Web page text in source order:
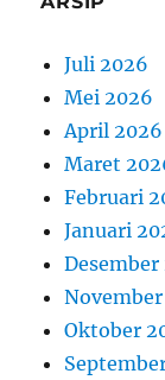
Juli 2026
Mei 2026
April 2026
Maret
Februari
Januari
Desember
Oktober